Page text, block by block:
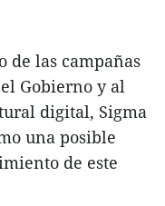
las campañas
Gobierno y al
digital, Sigma
una posible
de este